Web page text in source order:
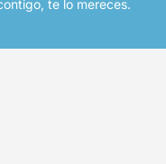
te lo mereces.